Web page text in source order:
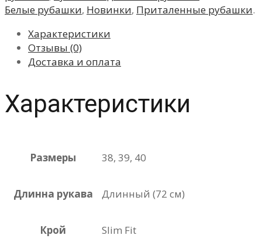
Белые рубашки, Новинки, Приталенные рубашки.
Характеристики
Отзывы (0)
Доставка и оплата
Характеристики
Размеры 38, 39, 40
Длинна рукава Длинный (72 см)
Крой Slim Fit